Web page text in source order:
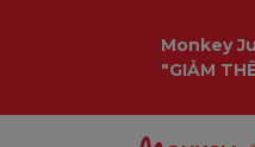
Monkey
"GIẢM